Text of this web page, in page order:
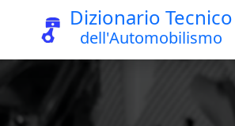
Dizionario Tecnico
dell'Automobilismo